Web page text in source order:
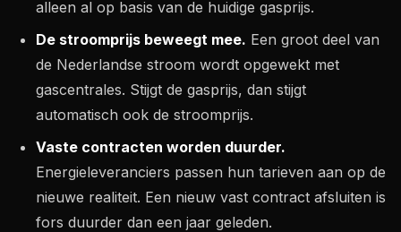
alleen al op basis van de huidige gasprijs.
De stroomprijs beweegt mee. Een groot deel van
de Nederlandse stroom wordt opgewekt met
gascentrales. Stijgt de gasprijs, dan stijgt
automatisch ook de stroomprijs.
Vaste contracten worden duurder.
Energieleveranciers passen hun tarieven aan op de
nieuwe realiteit. Een nieuw vast contract afsluiten is
fors duurder dan een jaar geleden.